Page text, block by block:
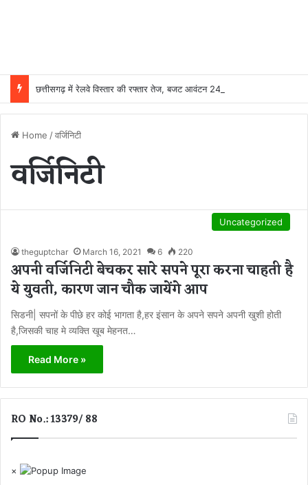
Home /वर्जिनिटी
वर्जिनिटी
Uncategorized
theguptchar March 16, 2021 6 220
अपनी वर्जिनिटी बेचकर सारे सपने पूरा करना चाहती है
ये युवती, कारण जान चौक जायेंगे आप
सिडनी| सपनों के पीछे हर कोई भागता है,हर इंसान के अपने सपने अपनी खुशी होती
है,जिसकी चाह मे व्यक्ति खूब मेहनत…
Read More »
RO No.: 13379/ 88
×